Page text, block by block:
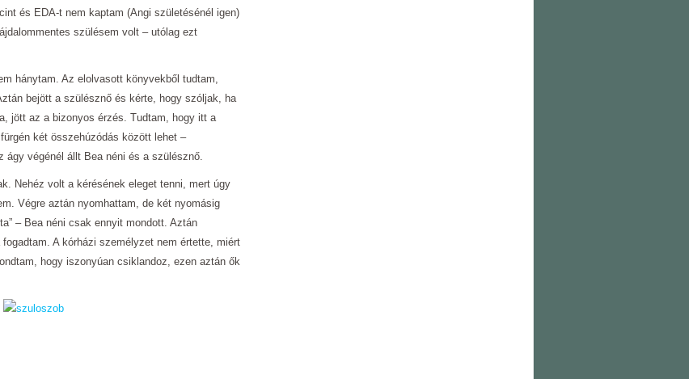
és EDA-t nem kaptam (Angi születésénél igen)
szülésem volt – utólag ezt
hánytam. Az elolvasott könyvekből tudtam,
bejött a szülésznő és kérte, hogy szóljak, ha
jött az a bizonyos érzés. Tudtam, hogy itt a
két összehúzódás között lehet –
ágy végénél állt Bea néni és a szülésznő.
Nehéz volt a kérésének eleget tenni, mert úgy
Végre aztán nyomhattam, de két nyomásig
– Bea néni csak ennyit mondott. Aztán
A kórházi személyzet nem értette, miért
hogy iszonyúan csiklandoz, ezen aztán ők